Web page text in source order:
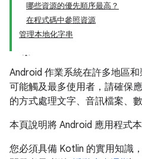
哪些資源的優先順序最高？
在程式碼中參照資源
管理本地化字串
Android 作業系統在許多地區
可能觸及最多使用者，請確保
的方式處理文字、音訊檔案、
本頁說明將 Android 應用程式
您必須具備 Kotlin 的實用知識